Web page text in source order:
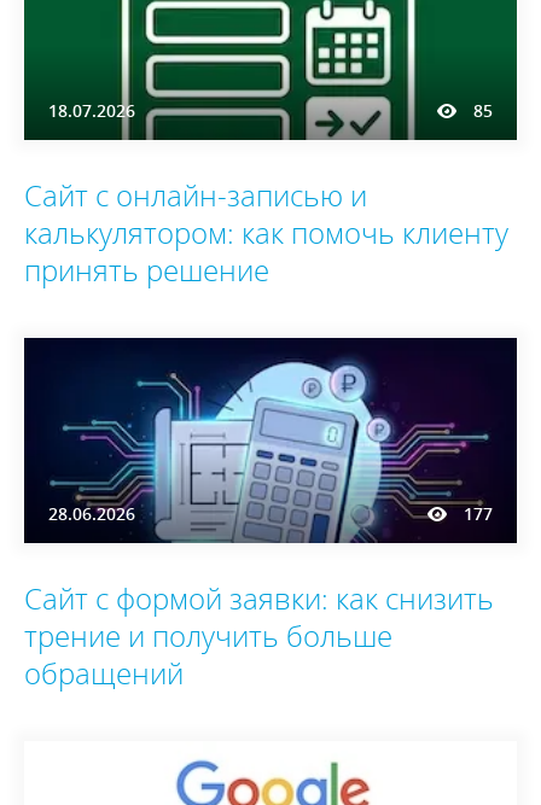
18.07.2026 85
Сайт с онлайн-записью и
калькулятором: как помочь клиенту
принять решение
28.06.2026 177
Сайт с формой заявки: как снизить
трение и получить больше
обращений